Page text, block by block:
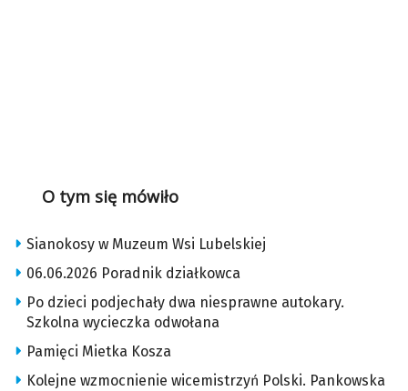
O tym się mówiło
Sianokosy w Muzeum Wsi Lubelskiej
06.06.2026 Poradnik działkowca
Po dzieci podjechały dwa niesprawne autokary.
Szkolna wycieczka odwołana
Pamięci Mietka Kosza
Kolejne wzmocnienie wicemistrzyń Polski. Pankowska